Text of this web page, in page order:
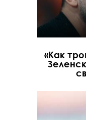
«Как